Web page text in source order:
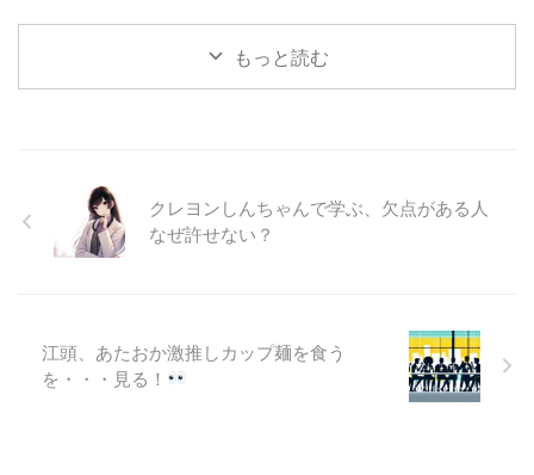
かぶハワイ諸島、その魅力につい
てお話ししましょう。ハワイ州の
島々と、100以上の小さな島々が
連なっています。それぞれの島
が、息をのむような自然の美し
す。まさに、訪れる人々を魅了す
る ...
もっと読む
クレヨンしんちゃんで学ぶ、欠点がある人
なぜ許せない？
江頭、あたおか激推しカップ麺を食う
を・・・見る！